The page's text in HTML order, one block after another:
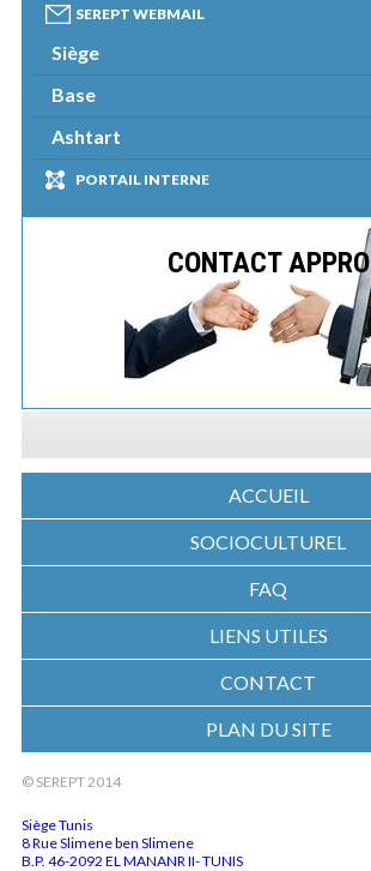
SEREPT WEBMAIL
Siège
Base
Ashtart
PORTAIL INTERNE
CONTACT APPRO
ACCUEIL
SOCIOCULTUREL
FAQ
LIENS UTILES
CONTACT
PLAN DU SITE
© SEREPT 2014
Siège Tunis
8 Rue Slimene ben Slimene
B.P. 46-2092 EL MANANR II- TUNIS